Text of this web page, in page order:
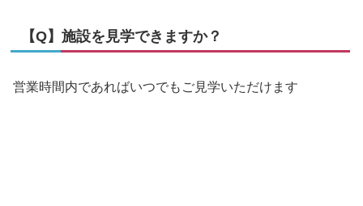
【Q】施設を見学できますか？
営業時間内であればいつでもご見学いただけます